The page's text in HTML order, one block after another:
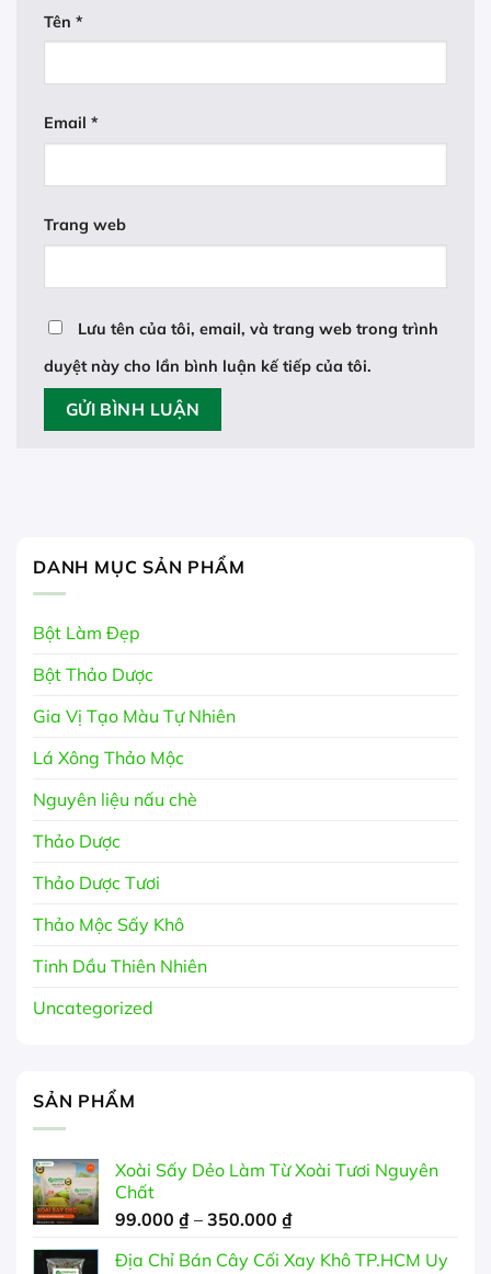
Tên *
Email *
Trang web
Lưu tên của tôi, email, và trang web trong trình
duyệt này cho lần bình luận kế tiếp của tôi.
DANH MỤC SẢN PHẨM
Bột Làm Đẹp
Bột Thảo Dược
Gia Vị Tạo Màu Tự Nhiên
Lá Xông Thảo Mộc
Nguyên liệu nấu chè
Thảo Dược
Thảo Dược Tươi
Thảo Mộc Sấy Khô
Tinh Dầu Thiên Nhiên
Uncategorized
SẢN PHẨM
Xoài Sấy Dẻo Làm Từ Xoài Tươi Nguyên
Chất
99.000 ₫ – 350.000 ₫Khoảng
từ
Địa Chỉ Bán Cây Cối Xay Khô TP.HCM Uy